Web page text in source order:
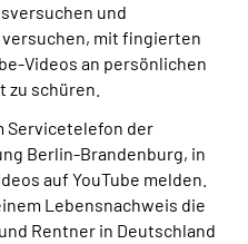
und
mit fingierten
Videos an persönlichen
zu schüren.
Servicetelefon der
Berlin-Brandenburg, in
auf YouTube melden.
Lebensnachweis die
Rentner in Deutschland